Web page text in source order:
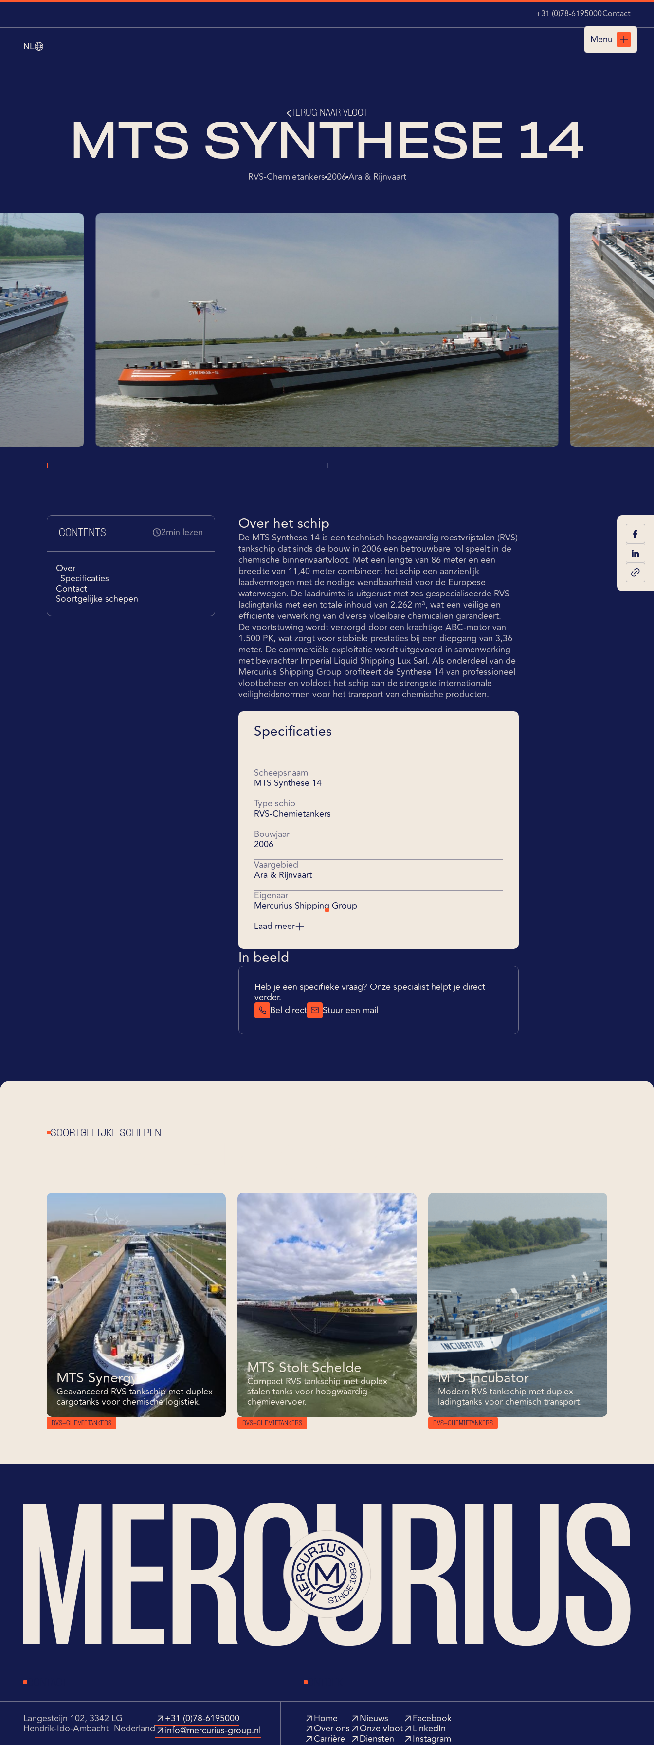
+31 (0)78-6195000Contact
NL
Menu
Sluiten
TERUG NAAR VLOOT
MTS SYNTHESE 14
RVS-Chemietankers2006Ara & Rijnvaart
CONTENTS 2min lezen
Over
Specificaties
Contact
Soortgelijke schepen
Over het schip
De MTS Synthese 14 is een technisch hoogwaardig roestvrijstalen (RVS)
tankschip dat sinds de bouw in 2006 een betrouwbare rol speelt in de
chemische binnenvaartvloot. Met een lengte van 86 meter en een
breedte van 11,40 meter combineert het schip een aanzienlijk
laadvermogen met de nodige wendbaarheid voor de Europese
waterwegen. De laadruimte is uitgerust met zes gespecialiseerde RVS
ladingtanks met een totale inhoud van 2.262 m³, wat een veilige en
efficiënte verwerking van diverse vloeibare chemicaliën garandeert.
De voortstuwing wordt verzorgd door een krachtige ABC-motor van
1.500 PK, wat zorgt voor stabiele prestaties bij een diepgang van 3,36
meter. De commerciële exploitatie wordt uitgevoerd in samenwerking
met bevrachter Imperial Liquid Shipping Lux Sarl. Als onderdeel van de
Mercurius Shipping Group profiteert de Synthese 14 van professioneel
vlootbeheer en voldoet het schip aan de strengste internationale
veiligheidsnormen voor het transport van chemische producten.
Specificaties
Scheepsnaam
MTS Synthese 14
Type schip
RVS-Chemietankers
Bouwjaar
2006
Vaargebied
Ara & Rijnvaart
Eigenaar
Mercurius Shipping Group
Laad meer
In beeld
Heb je een specifieke vraag? Onze specialist helpt je direct
verder.
Bel direct
Stuur een mail
SOORTGELIJKE SCHEPEN
RVS-CHEMIETANKERS
MTS Synergy
Geavanceerd RVS tankschip met duplex
cargotanks voor chemische logistiek.
RVS-CHEMIETANKERS
MTS Stolt Schelde
Compact RVS tankschip met duplex
stalen tanks voor hoogwaardig
chemievervoer.
RVS-CHEMIETANKERS
MTS Incubator
Modern RVS tankschip met duplex
ladingtanks voor chemisch transport.
Langesteijn 102, 3342 LG
Hendrik-Ido-Ambacht Nederland
+31 (0)78-6195000
info@mercurius-group.nl
Home
Over ons
Carrière
Nieuws
Onze vloot
Diensten
Facebook
LinkedIn
Instagram